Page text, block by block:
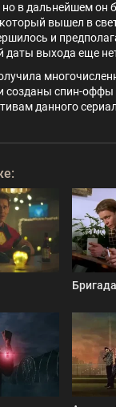
но в дальнейшем он
вышел в
и
даты выхода еще
созданы спин-оффы
данного
Бригада